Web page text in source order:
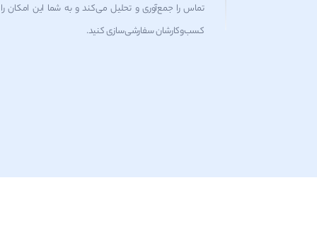
تماس را جمع‌آوری و تحلیل می‌کند و به شما این امکان
کسب‌وکارشان سفارشی‌سازی کنید.